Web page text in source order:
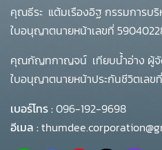
คุณธีระ แต้มเรืองอิฐ กรรมการบริ
ใบอนุญาตนายหน้าเลขที่
คุณกัญทกาญจน์ เทียบน้ำอ่าง ผู้จั
ใบอนุญาตนายหน้าประกันชีวิตเลข
เบอร์โทร :096-192-9698
อีเมล :